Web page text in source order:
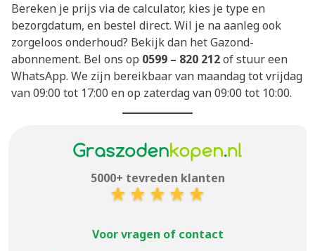
Bereken je prijs via de calculator, kies je type en
bezorgdatum, en bestel direct. Wil je na aanleg ook
zorgeloos onderhoud? Bekijk dan hetGazond-
abonnement. Bel ons op 0599 – 820 212of stuur een
WhatsApp. We zijn bereikbaar van maandag tot vrijdag
van 09:00 tot 17:00 en op zaterdag van 09:00 tot 10:00.
5000+ tevreden klanten
Voor vragen of contact